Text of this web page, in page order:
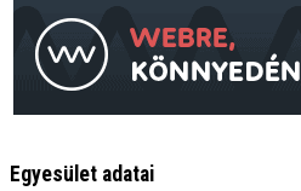
Egyesület adatai